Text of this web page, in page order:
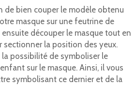
de bien couper le modèle obtenu
masque sur une feutrine de
ensuite découper le masque tout en
sectionner la position des yeux.
possibilité de symboliser le
sur le masque. Ainsi, il vous
symbolisant ce dernier et de la